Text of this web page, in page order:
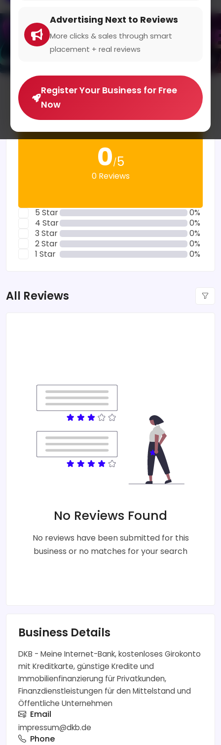
Advertising Next to Reviews
More clicks & sales through smart
placement + real reviews
Register Your Business for Free
Now
Average Rating
0/5
0 Reviews
5 Star
0%
4 Star
0%
3 Star
0%
2 Star
0%
1 Star
0%
All Reviews
No Reviews Found
No reviews have been submitted for this
business or no matches for your search
Business Details
DKB - Meine Internet-Bank, kostenloses Girokonto
mit Kreditkarte, günstige Kredite und
Immobilienfinanzierung für Privatkunden,
Finanzdienstleistungen für den Mittelstand und
Öffentliche Unternehmen
Email
impressum@dkb.de
Phone